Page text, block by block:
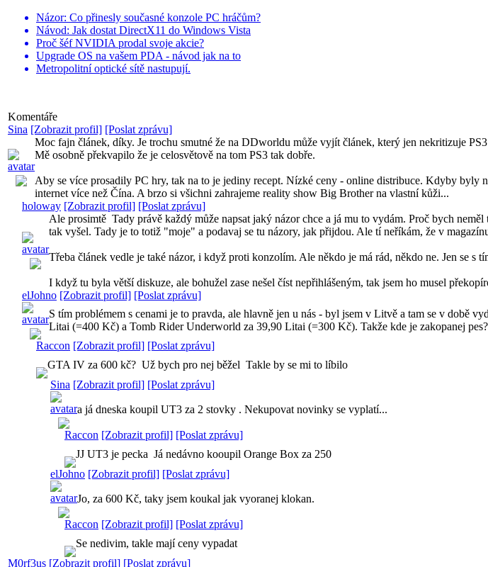
Názor: Co přinesly současné konzole PC hráčům?
Návod: Jak dostat DirectX11 do Windows Vista
Proč šéf NVIDIA prodal svoje akcie?
Upgrade OS na vašem PDA - návod jak na to
Metropolitní optické sítě nastupují.
Komentáře
Sina [Zobrazit profil] [Poslat zprávu]
Moc fajn článek, díky. Je trochu smutné že na DDworldu může vyjít článek, který jen nekritizuje
Mě osobně překvapilo že je celosvětově na tom PS3 tak dobře.
Aby se více prosadily PC hry, tak na to je jediny recept. Nízké ceny - online distribuce. Kdyby
internet více než Čína. A brzo si všichni zahrajeme reality show Big Brother na vlastní kůži...
holoway [Zobrazit profil] [Poslat zprávu]
Ale prosimtě Tady právě každý může napsat jaký názor chce a já mu to vydám. Proč bych
tak vyšel. Tady je to totiž "moje" a podavaj se tu názory, jak přijdou. Ale tí neříkám, že v
Třeba článek vedle je také názor, i když proti konzolím. Ale někdo je má rád, někdo ne. Jen se s
I když tu byla větší diskuze, ale bohužel zase nešel číst nepřihlášeným, tak jsem ho musel
elJohno [Zobrazit profil] [Poslat zprávu]
S tím problémem s cenami je to pravda, ale hlavně jen u nás - byl jsem v Litvě a tam se v
Litai (=400 Kč) a Tomb Rider Underworld za 39,90 Litai (=300 Kč). Takže kde je zakopanej pes?
Raccon [Zobrazit profil] [Poslat zprávu]
GTA IV za 600 kč? Už bych pro nej běžel Takle by se mi to líbilo
Sina [Zobrazit profil] [Poslat zprávu]
a já dneska koupil UT3 za 2 stovky . Nekupovat novinky se vyplatí...
Raccon [Zobrazit profil] [Poslat zprávu]
JJ UT3 je pecka Já nedávno kooupil Orange Box za 250
elJohno [Zobrazit profil] [Poslat zprávu]
Jo, za 600 Kč, taky jsem koukal jak vyoranej klokan.
Raccon [Zobrazit profil] [Poslat zprávu]
Se nedivim, takle mají ceny vypadat
M0rf3us [Zobrazit profil] [Poslat zprávu]